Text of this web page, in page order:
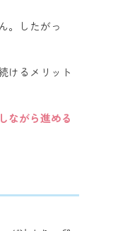
。したがっ
けるメリット
ながら進める